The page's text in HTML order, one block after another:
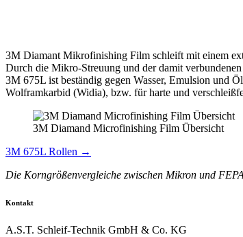
3M Diamant Mikrofinishing Film schleift mit einem
Durch die Mikro-Streuung und der damit
3M 675L ist beständig gegen Wasser, Emulsion und
Wolframkarbid (Widia), bzw. für harte und
3M Diamand Microfinishing Film Übersicht
3M 675L Rollen →
Die Korngrößenvergleiche zwischen Mikron und
Kontakt
A.S.T. Schleif-Technik GmbH & Co. KG